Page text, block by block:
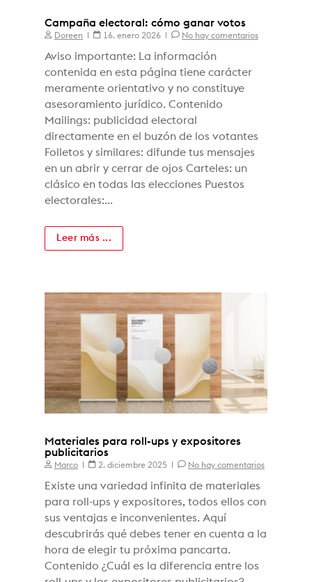
Campaña electoral: cómo ganar votos
Doreen 16. enero 2026 No hay comentarios
Aviso importante: La información
contenida en esta página tiene carácter
meramente orientativo y no constituye
asesoramiento jurídico. Contenido
Mailings: publicidad electoral
directamente en el buzón de los votantes
Folletos y similares: difunde tus mensajes
en un abrir y cerrar de ojos Carteles: un
clásico en todas las elecciones Puestos
electorales:...
Leer más ...
Materiales para roll-ups y expositores
publicitarios
Marco 2. diciembre 2025 No hay comentarios
Existe una variedad infinita de materiales
para roll-ups y expositores, todos ellos con
sus ventajas e inconvenientes. Aquí
descubrirás qué debes tener en cuenta a la
hora de elegir tu próxima pancarta.
Contenido ¿Cuál es la diferencia entre los